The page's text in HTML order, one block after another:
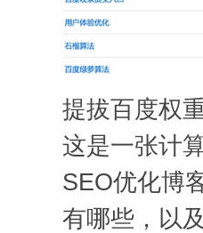
提拔百度权
这是一张计
SEO优化博
有哪些，以